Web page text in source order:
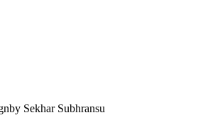
Sekhar Subhransu